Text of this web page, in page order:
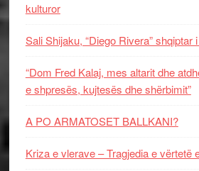
kulturor
Sali Shijaku, “Diego Rivera” shqiptar
“Dom Fred Kalaj, mes altarit dhe
e shpresës, kujtesës dhe shërbimit”
A PO ARMATOSET BALLKANI?
Kriza e vlerave – Tragjedia e vërtetë